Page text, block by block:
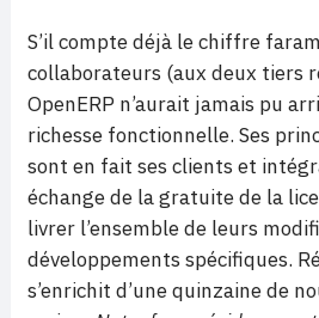
S’il compte déjà le chiffre
collaborateurs (aux deux tiers
OpenERP n’aurait jamais pu
richesse fonctionnelle. Ses
sont en fait ses clients et
échange de la gratuite de la
livrer l’ensemble de leurs
développements spécifiques.
s’enrichit d’une quinzaine de